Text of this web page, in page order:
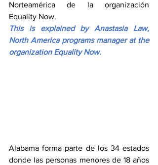
Norteamérica de la organización
Equality Now.
This is explained by Anastasia Law,
North America programs manager at the
organization Equality Now.
Alabama forma parte de los 34 estados
donde las personas menores de 18 años